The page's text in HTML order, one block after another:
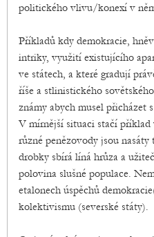
politického vlivu/konexí v
Příkladů kdy demokracie,
intriky, využití existujícího
ve státech, a které gradují
říše a stlinistického
známy abych musel přicházet
V mírnější situaci stačí příklad
různé penězovody jsou
drobky sbírá líná hrůza a
polovina slušné populace.
etalonech úspěchů
kolektivismu (severské státy).